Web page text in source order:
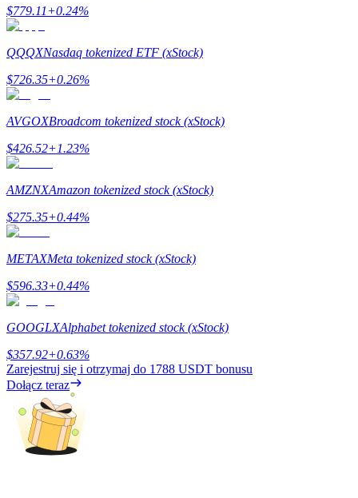
Stawianie
Wysokie zyski i natychmiastowy dostęp
Launchpool
Elastyczne stawianie zakładów, aby zarabiać na popularnych
tokenach
$779.11+0.24%
QQQXNasdaq tokenized ETF (xStock)
$726.35+0.26%
AVGOXBroadcom tokenized stock (xStock)
$426.52+1.23%
AMZNXAmazon tokenized stock (xStock)
$275.35+0.44%
METAXMeta tokenized stock (xStock)
$596.33+0.44%
GOOGLXAlphabet tokenized stock (xStock)
$357.92+0.63%
Zarejestruj się i otrzymaj do 1788 USDT bonusu
Dołącz teraz